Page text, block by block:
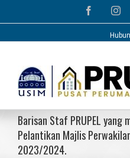
Facebook
Barisan Staf PRUPEL yang
Pelantikan Majlis
2023/2024.